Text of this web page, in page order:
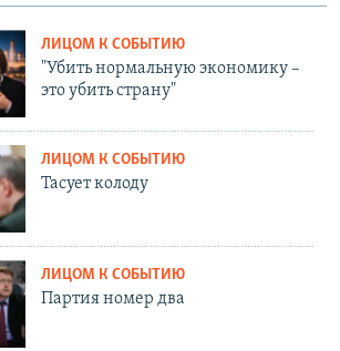
ЛИЦОМ К СОБЫТИЮ
"Убить нормальную экономику –
это убить страну"
ЛИЦОМ К СОБЫТИЮ
Тасует колоду
ЛИЦОМ К СОБЫТИЮ
Партия номер два